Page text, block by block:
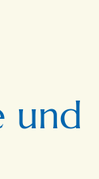
und